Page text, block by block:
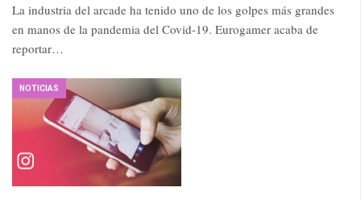
La industria del arcade ha tenido uno de los golpes más grandes
en manos de la pandemia del Covid-19. Eurogamer acaba de
reportar…
NOTICIAS